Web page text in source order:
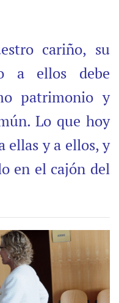
cariño, su
a ellos debe
patrimonio y
Lo que hoy
ellas y a ellos, y
en el cajón del